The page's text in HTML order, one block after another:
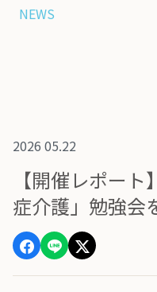
NEWS
2026 05.22
【開催レポー
症介護」勉強会